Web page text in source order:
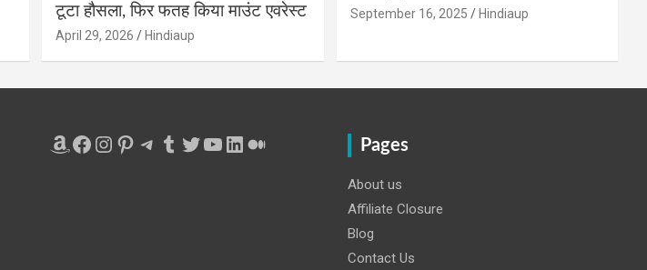
टूटा हौसला, फिर फतह किया माउंट एवरेस्ट
April 29, 2026 Hindiaup
September 16, 2025 Hindiaup
Amazon
Facebook
Instagram
Pinterest
Telegram
Tumblr
Twitter
YouTube
LinkedIn
Medium Pages
About us
Affiliate Closure
Blog
Contact Us